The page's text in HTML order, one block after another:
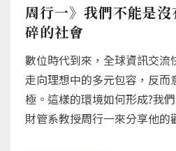
周行一》我們不能是
碎的社會
數位時代到來，全球資訊交流
走向理想中的多元包容，反而
極。這樣的環境如何形成?我
財管系教授周行一來分享他的